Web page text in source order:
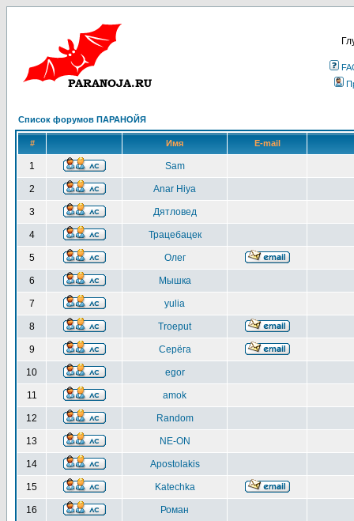
Список форумов ПАРАНОЙЯ
# Имя E-mail
1 Sam
2 Anar Hiya
3 Дятловед
4 Трацебацек
5 Олег
6 Мышка
7 yulia
8 Troeput
9 Серёга
10 egor
11 amok
12 Random
13 NE-ON
14 Apostolakis
15 Katechka
16 Роман